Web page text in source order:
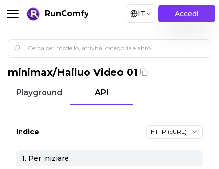
RunComfy IT Accedi
Hailuo Video 01, generatore video gratis e realistico
minimax/Hailuo Video 01
Playground API
Indice HTTP (cURL)
1. Per iniziare